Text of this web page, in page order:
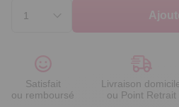
Satisfait
ou remboursé
Livraison
ou Point Retrait